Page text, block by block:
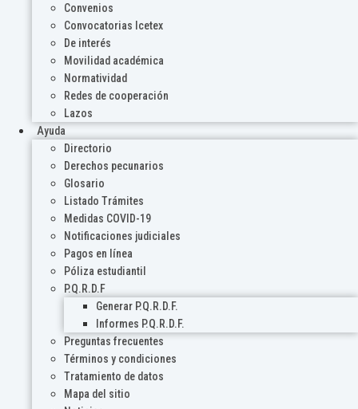
Convenios
Convocatorias Icetex
De interés
Movilidad académica
Normatividad
Redes de cooperación
Lazos
Ayuda
Directorio
Derechos pecunarios
Glosario
Listado Trámites
Medidas COVID-19
Notificaciones judiciales
Pagos en línea
Póliza estudiantil
P.Q.R.D.F
Generar P.Q.R.D.F.
Informes P.Q.R.D.F.
Preguntas frecuentes
Términos y condiciones
Tratamiento de datos
Mapa del sitio